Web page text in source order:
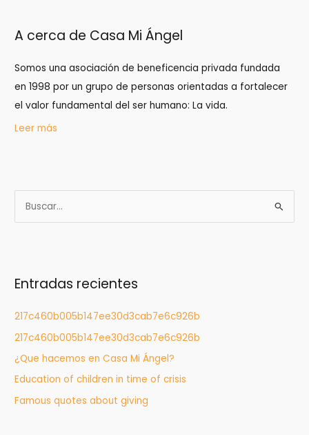
A cerca de Casa Mi Ángel
Somos una asociación de beneficencia privada fundada
en 1998 por un grupo de personas orientadas a fortalecer
el valor fundamental del ser humano: La vida.
Leer más
u
a
:
Entradas recientes
217c460b005b147ee30d3cab7e6c926b
217c460b005b147ee30d3cab7e6c926b
¿Que hacemos en Casa Mi Ángel?
Education of children in time of crisis
Famous quotes about giving